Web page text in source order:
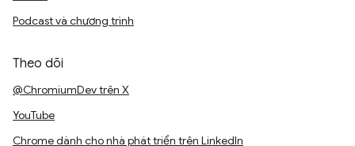
Podcast và chương trình
Theo dõi
@ChromiumDev trên X
YouTube
Chrome dành cho nhà phát triển trên LinkedIn